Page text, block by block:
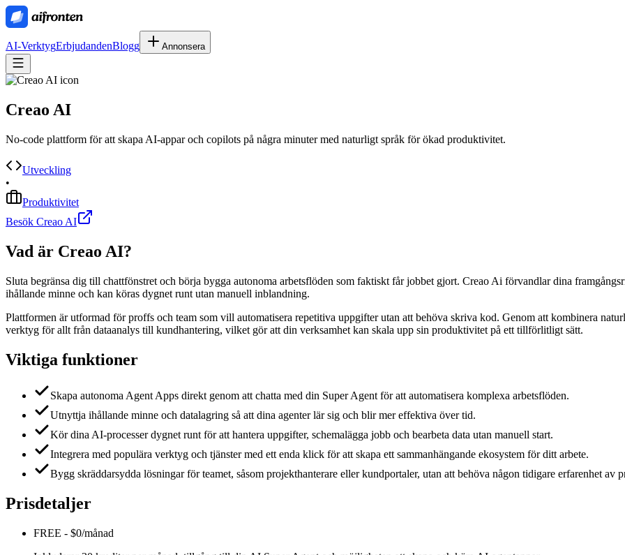
AI-VerktygErbjudandenBlogg Annonsera
Creao AI
No-code plattform för att skapa AI-appar och copilots på några minuter med naturligt språk för ökad produktivitet.
Utveckling
•
Produktivitet
Besök Creao AI
Vad är Creao AI?
Sluta begränsa dig till chattfönstret och börja bygga autonoma arbetsflöden som faktiskt får jobbet gjort. Creao Ai förvandlar dina
ihållande minne och kan köras dygnet runt utan manuell inblandning.
Plattformen är utformad för proffs och team som vill automatisera repetitiva uppgifter utan att behöva skriva kod. Genom att kombinera
verktyg för allt från dataanalys till kundhantering, vilket gör att din verksamhet kan skala upp sin produktivitet på ett tillförlitligt sätt.
Viktiga funktioner
Skapa autonoma Agent Apps direkt genom att chatta med din Super Agent för att automatisera komplexa arbetsflöden.
Utnyttja ihållande minne och datalagring så att dina agenter lär sig och blir mer effektiva över tid.
Kör dina AI-processer dygnet runt för att hantera uppgifter, schemalägga jobb och bearbeta data utan manuell start.
Integrera med populära verktyg och tjänster med ett enda klick för att skapa ett sammanhängande ekosystem för ditt arbete.
Bygg skräddarsydda lösningar för teamet, såsom projekthanterare eller kundportaler, utan att behöva någon tidigare erfarenhet av
Prisdetaljer
FREE - $0/månad